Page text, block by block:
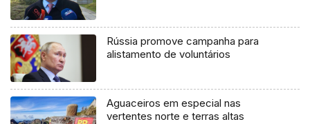
Rússia promove campanha para
alistamento de voluntários
Aguaceiros em especial nas
vertentes norte e terras altas